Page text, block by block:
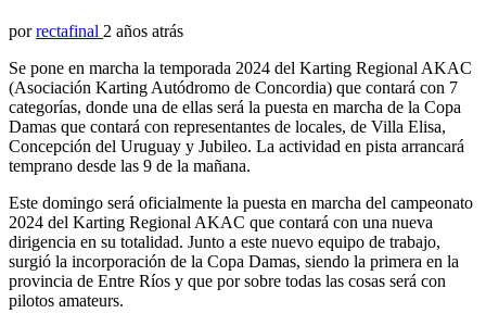
por rectafinal 2 años atrás
Se pone en marcha la temporada 2024 del Karting Regional AKAC
(Asociación Karting Autódromo de Concordia) que contará con 7
categorías, donde una de ellas será la puesta en marcha de la Copa
Damas que contará con representantes de locales, de Villa Elisa,
Concepción del Uruguay y Jubileo. La actividad en pista arrancará
temprano desde las 9 de la mañana.
Este domingo será oficialmente la puesta en marcha del campeonato
2024 del Karting Regional AKAC que contará con una nueva
dirigencia en su totalidad. Junto a este nuevo equipo de trabajo,
surgió la incorporación de la Copa Damas, siendo la primera en la
provincia de Entre Ríos y que por sobre todas las cosas será con
pilotos amateurs.